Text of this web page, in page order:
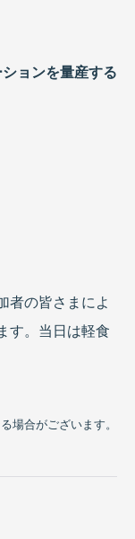
ョンを量産する
者の皆さまによ
す。当日は軽食
場合がございます。